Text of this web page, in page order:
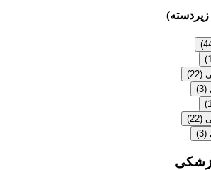
(22)
(3)
(22)
(3)